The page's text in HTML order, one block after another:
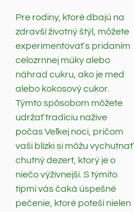
Pre rodiny, ktoré dbajú na
zdravší životný štýl, môžete
experimentovať s pridaním
celozrnnej múky alebo
náhrad cukru, ako je med
alebo kokosový cukor.
Týmto spôsobom môžete
udržať tradíciu nažive
počas Veľkej noci, pričom
vaši blízki si môžu vychutnať
chutný dezert, ktorý je o
niečo výživnejší. S týmito
tipmi vás čaká úspešné
pečenie, ktoré poteší nielen